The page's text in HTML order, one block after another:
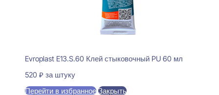
Evroplast E13.S.60 Клей стыковочный PU 60 мл
520 ₽ за штуку
Перейти в избранное Закрыть